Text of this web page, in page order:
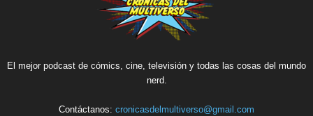
El mejor podcast de cómics, cine, televisión y todas las cosas del mundo
nerd.
Contáctanos: cronicasdelmultiverso@gmail.com